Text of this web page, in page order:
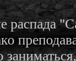
распада